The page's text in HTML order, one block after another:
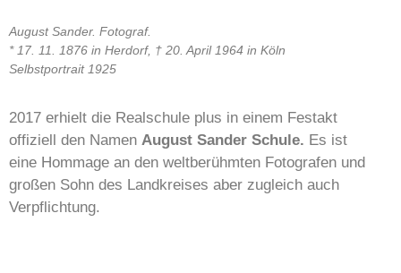
August Sander. Fotograf.
* 17. 11. 1876 in Herdorf, † 20. April 1964 in Köln
Selbstportrait 1925
2017 erhielt die Realschule plus in einem Festakt
offiziell den Namen August Sander Schule. Es ist
eine Hommage an den weltberühmten Fotografen und
großen Sohn des Landkreises aber zugleich auch
Verpflichtung.